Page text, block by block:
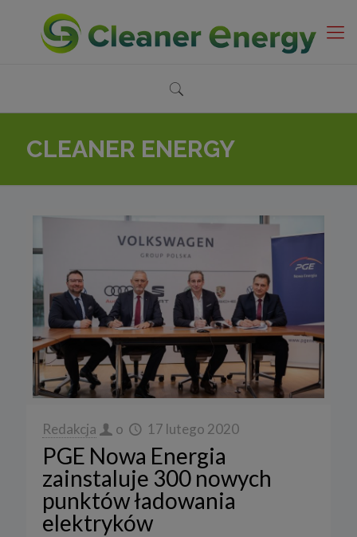
CLEANER ENERGY
Redakcja o 17 lutego 2020
PGE Nowa Energia
zainstaluje 300 nowych
punktów ładowania
elektryków